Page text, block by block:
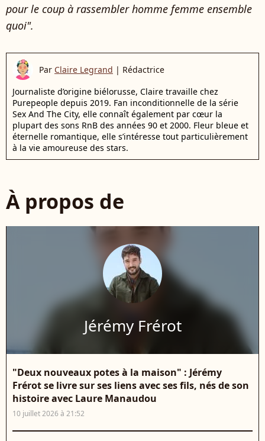
pour le coup à rassembler homme femme ensemble
quoi".
Par Claire Legrand | Rédactrice
Journaliste d’origine biélorusse, Claire travaille chez
Purepeople depuis 2019. Fan inconditionnelle de la série
Sex And The City, elle connaît également par cœur la
plupart des sons RnB des années 90 et 2000. Fleur bleue et
éternelle romantique, elle s’intéresse tout particulièrement
à la vie amoureuse des stars.
À propos de
Jérémy Frérot
"Deux nouveaux potes à la maison" : Jérémy
Frérot se livre sur ses liens avec ses fils, nés de son
histoire avec Laure Manaudou
10 juillet 2026 à 21:52